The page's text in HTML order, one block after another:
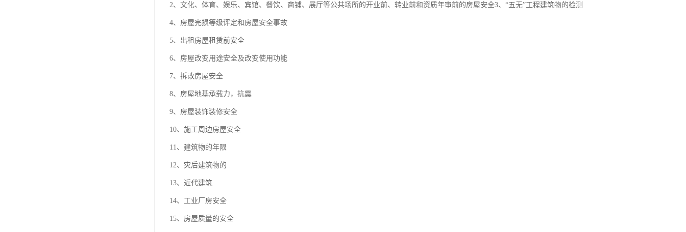
2、文化、体育、娱乐、宾馆、餐饮、商铺、展厅等公共场所的开业前、转业前和资质年审前的房屋安全3、“五无”工程建筑物的检测
4、房屋完损等级评定和房屋安全事故
5、出租房屋租赁前安全
6、房屋改变用途安全及改变使用功能
7、拆改房屋安全
8、房屋地基承载力，抗震
9、房屋装饰装修安全
10、施工周边房屋安全
11、建筑物的年限
12、灾后建筑物的
13、近代建筑
14、工业厂房安全
15、房屋质量的安全